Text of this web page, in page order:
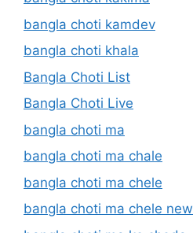
bangla choti kamdev
bangla choti khala
Bangla Choti List
Bangla Choti Live
bangla choti ma
bangla choti ma chale
bangla choti ma chele
bangla choti ma chele new